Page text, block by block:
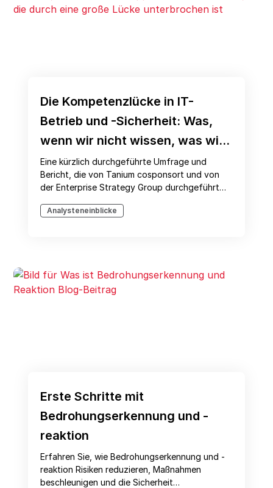
Die Kompetenzlücke in IT-
Betrieb und -Sicherheit: Was,
wenn wir nicht wissen, was wir
nicht wissen?
Eine kürzlich durchgeführte Umfrage und
Bericht, die von Tanium cosponsort und von
der Enterprise Strategy Group durchgeführt
aufgedeckt, die einige überraschend finden –
Analysteneinblicke
Erste Schritte mit
Bedrohungserkennung und -
reaktion
Erfahren Sie, wie Bedrohungserkennung und -
reaktion Risiken reduzieren, Maßnahmen
beschleunigen und die Sicherheit